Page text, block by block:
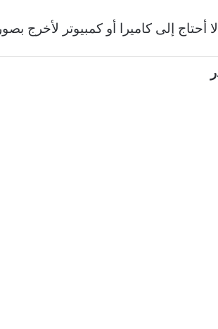
أحتاج إلى كاميرا أو كمبيوتر لأخرج